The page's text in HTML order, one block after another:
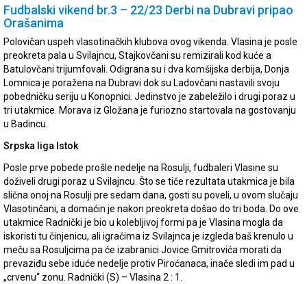
Fudbalski vikend br.3 – 22/23 Derbi na Dubravi pripao
Orašanima
Polovičan uspeh vlasotinačkih klubova ovog vikenda. Vlasina je posle
preokreta pala u Svilajncu, Stajkovčani su remizirali kod kuće a
Batulovčani trijumfovali. Odigrana su i dva komšijska derbija, Donja
Lomnica je poražena na Dubravi dok su Ladovčani nastavili svoju
pobedničku seriju u Konopnici. Jedinstvo je zabeležilo i drugi poraz u
tri utakmice. Morava iz Gložana je furiozno startovala na gostovanju
u Badincu.
Srpska liga Istok
Posle prve pobede prošle nedelje na Rosulji, fudbaleri Vlasine su
doživeli drugi poraz u Svilajncu. Što se tiče rezultata utakmica je bila
slična onoj na Rosulji pre sedam dana, gosti su poveli, u ovom slučaju
Vlasotinčani, a domaćin je nakon preokreta došao do tri boda. Do ove
utakmice Radnički je bio u kolebljivoj formi pa je Vlasina mogla da
iskoristi tu činjenicu, ali igračima iz Svilajnca je izgleda baš krenulo u
meču sa Rosuljcima pa će izabranici Jovice Gmitrovića morati da
prevaziđu sebe iduće nedelje protiv Piroćanaca, inače sledi im pad u
„crvenu“ zonu. Radnički (S) – Vlasina 2 : 1.